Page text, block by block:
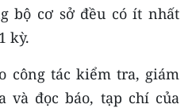
bộ cơ sở đều có ít nhất
kỳ.
công tác kiểm tra, giám
và đọc báo, tạp chí của